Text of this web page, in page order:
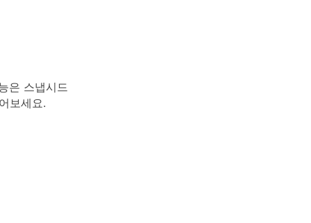
은 스냅시드
보세요.